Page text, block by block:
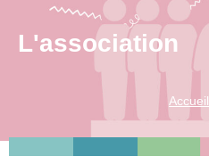
L'association
Accueil